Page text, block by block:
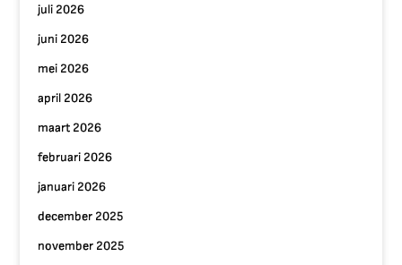
juli 2026
juni 2026
mei 2026
april 2026
maart 2026
februari 2026
januari 2026
december 2025
november 2025